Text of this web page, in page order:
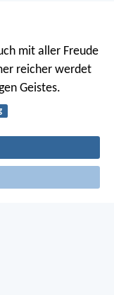
mit aller Freude
reicher werdet
Geistes.